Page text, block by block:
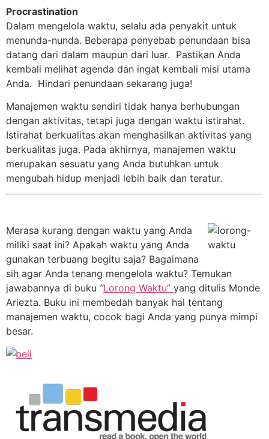
Procrastination
Dalam mengelola waktu, selalu ada penyakit untuk
menunda-nunda. Beberapa penyebab penundaan bisa
datang dari dalam maupun dari luar. Pastikan Anda
kembali melihat agenda dan ingat kembali misi utama
Anda. Hindari penundaan sekarang juga!
Manajemen waktu sendiri tidak hanya berhubungan
dengan aktivitas, tetapi juga dengan waktu istirahat.
Istirahat berkualitas akan menghasilkan aktivitas yang
berkualitas juga. Pada akhirnya, manajemen waktu
merupakan sesuatu yang Anda butuhkan untuk
mengubah hidup menjadi lebih baik dan teratur.
Merasa kurang dengan waktu yang Anda
miliki saat ini? Apakah waktu yang Anda
gunakan terbuang begitu saja? Bagaimana
sih agar Anda tenang mengelola waktu? Temukan
jawabannya di buku “Lorong Waktu” yang ditulis Monde
Ariezta. Buku ini membedah banyak hal tentang
manajemen waktu, cocok bagi Anda yang punya mimpi
besar.